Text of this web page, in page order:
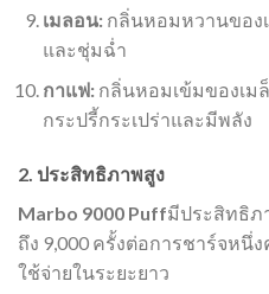
เมลอน:กลิ่นหอมหวานของ
และชุ่มฉ่ำ
กาแฟ:กลิ่นหอมเข้มของเม
กระปรี้กระเปร่าและมีพลัง
2. ประสิทธิภาพสูง
Marbo 9000 Puffมีประสิทธิภ
ถึง 9,000 ครั้งต่อการชาร์จหนึ่
ใช้จ่ายในระยะยาว